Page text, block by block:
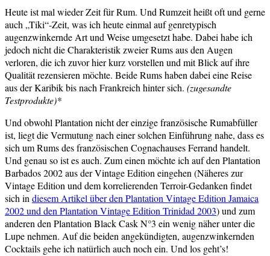
Heute ist mal wieder Zeit für Rum. Und Rumzeit heißt oft und gerne
auch „Tiki“-Zeit, was ich heute einmal auf genretypisch
augenzwinkernde Art und Weise umgesetzt habe. Dabei habe ich
jedoch nicht die Charakteristik zweier Rums aus den Augen
verloren, die ich zuvor hier kurz vorstellen und mit Blick auf ihre
Qualität rezensieren möchte. Beide Rums haben dabei eine Reise
aus der Karibik bis nach Frankreich hinter sich. (zugesandte
Testprodukte)*
Und obwohl Plantation nicht der einzige französische Rumabfüller
ist, liegt die Vermutung nach einer solchen Einführung nahe, dass es
sich um Rums des französischen Cognachauses Ferrand handelt.
Und genau so ist es auch. Zum einen möchte ich auf den Plantation
Barbados 2002 aus der Vintage Edition eingehen (Näheres zur
Vintage Edition und dem korrelierenden Terroir-Gedanken findet
sich indiesem Artikel über den Plantation Vintage Edition Jamaica
2002 und den Plantation Vintage Edition Trinidad 2003) und zum
anderen den Plantation Black Cask N°3 ein wenig näher unter die
Lupe nehmen. Auf die beiden angekündigten, augenzwinkernden
Cocktails gehe ich natürlich auch noch ein. Und los geht’s!